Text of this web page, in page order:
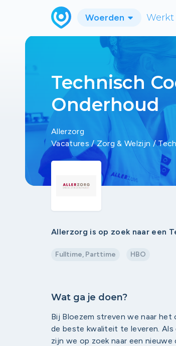
Woerden Werkt
Technisch
Onderhoud
Allerzorg
Vacatures /Zorg & Welzijn /
Allerzorg is op zoek naar een
Fulltime, Parttime HBO
Wat ga je doen?
Bij Bloezem streven we naar
de beste kwaliteit te leveren.
zijn we op zoek naar een